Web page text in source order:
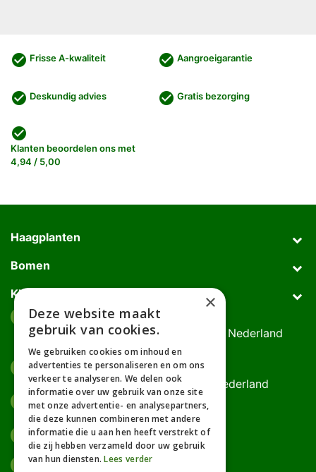
check_circle Frisse A-kwaliteit check_circle Aangroeigarantie
check_circle Deskundig advies check_circle Gratis bezorging
check_circle
Klanten beoordelen ons met
4,94 / 5,00
Haagplanten
Bomen
Klantenservice
Afhaaladres
Deurningerweg 50, 7623 AH Borne, Nederland
(op afspraak!)
Kantooradres
Bornsedijk 60, 7559 PT Hengelo, Nederland
085-0475588
06-17314481
info@gardline.nl
×
Deze website maakt
gebruik van cookies.
We gebruiken cookies om inhoud en
advertenties te personaliseren en om ons
verkeer te analyseren. We delen ook
informatie over uw gebruik van onze site
met onze advertentie- en analysepartners,
die deze kunnen combineren met andere
informatie die u aan hen heeft verstrekt of
die zij hebben verzameld door uw gebruik
van hun diensten.Lees verder